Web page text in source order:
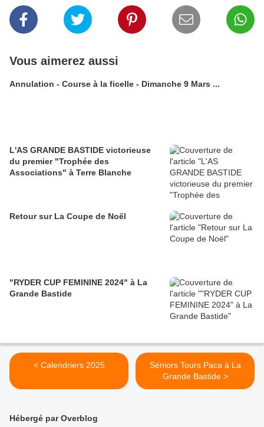
Vous aimerez aussi
Annulation - Course à la ficelle - Dimanche 9 Mars ...
L'AS GRANDE BASTIDE victorieuse
du premier "Trophée des
Associations" à Terre Blanche
Retour sur La Coupe de Noël
"RYDER CUP FEMININE 2024" à La
Grande Bastide
< Calendriers 2025
Séniors Tours Paca à La
Grande Bastide >
Hébergé par Overblog